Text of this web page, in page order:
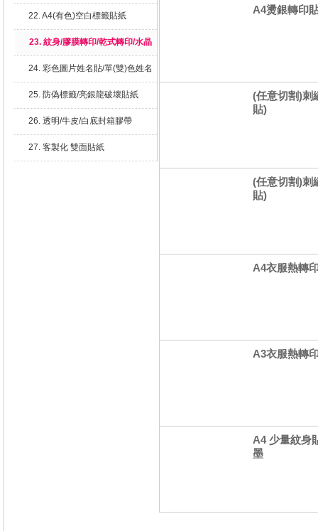
22. A4(有色)空白標籤貼紙
23. 紋身/膠膜轉印/乾式轉印/水晶
24. 彩色圖片姓名貼/單(雙)色姓名
25. 防偽標籤/亮銀龍破壞貼紙
26. 透明/牛皮/白底封箱膠帶
27. 客製化 雙面貼紙
A4燙銀轉印
(任意切割)刺
貼)
(任意切割)刺
貼)
A4衣服熱轉
A3衣服熱轉
A4 少量紋身
墨